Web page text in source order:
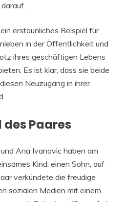
erstaunliches Beispiel für
in der Öffentlichkeit und
ihres geschäftigen Lebens
Es ist klar, dass sie beide
Neuzugang in ihrer
des Paares
Ana Ivanovic haben am
Kind, einen Sohn, auf
verkündete die freudige
sozialen Medien mit einem